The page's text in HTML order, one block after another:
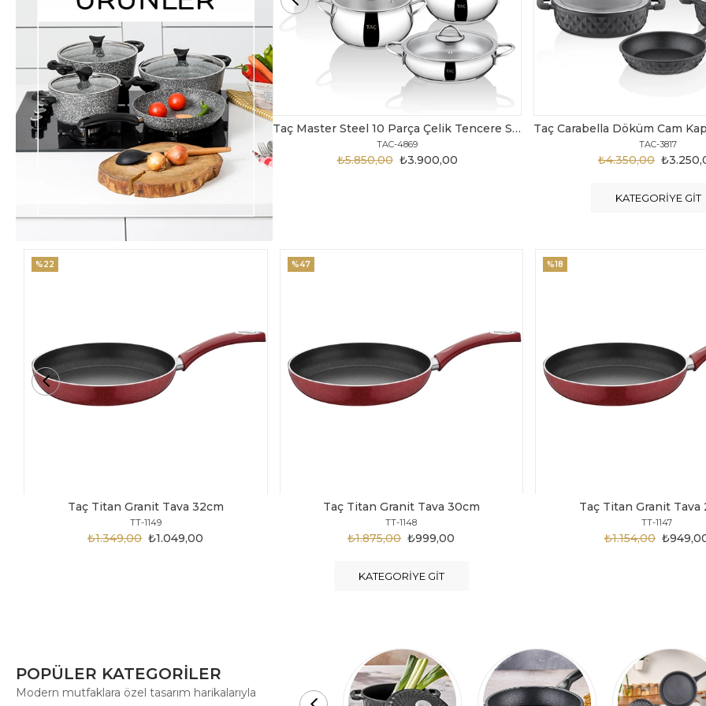
TAC-4869
₺3.900,00
₺5.850,00
Taç Carabella Döküm Cam Kapak 7 Parça Tencere Seti Siyah
TAC-3817
₺3.250,00
₺4.350,00
TAC-3730
₺6.300,00
KATEGORIYE GIT
Taç Titan Granit Tava 30cm
TT-1148
₺999,00
₺1.875,00
%47
Taç Titan Granit Tava 28cm
TT-1147
₺949,00
₺1.154,00
%18
Taç Titan Granit Tava
TT-1146
₺1.124,00
%20
KATEGORIYE GIT
POPÜLER KATEGORİLER
Modern mutfaklara özel tasarım harikalarıyla